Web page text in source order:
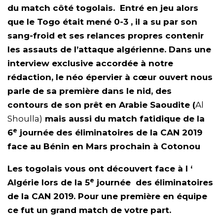
du match côté togolais. Entré en jeu alors
que le Togo était mené 0-3 , il a su par son
sang-froid et ses relances propres contenir
les assauts de l’attaque algérienne. Dans une
interview exclusive accordée à notre
rédaction, le néo épervier à cœur ouvert nous
parle de sa première dans le nid, des
contours de son prêt en Arabie Saoudite (Al
Shoulla) mais aussi du match fatidique de la
6e journée des éliminatoires de la CAN 2019
face au Bénin en Mars prochain à Cotonou
Les togolais vous ont découvert face à l ‘
Algérie lors de la 5e journée des éliminatoires
de la CAN 2019. Pour une première en équipe
ce fut un grand match de votre part.